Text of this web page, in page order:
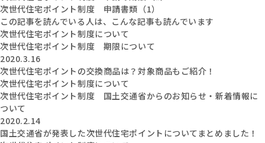
次世代住宅ポイント制度 申請書類（1）
この記事を読んでいる人は、こんな記事も読んでいます
次世代住宅ポイント制度について
次世代住宅ポイント制度 期限について
2020.3.16
次世代住宅ポイントの交換商品は？対象商品もご紹介！
次世代住宅ポイント制度について
次世代住宅ポイント制度 国土交通省からのお知らせ・新着情報に
ついて
2020.2.14
国土交通省が発表した次世代住宅ポイントについてまとめました！